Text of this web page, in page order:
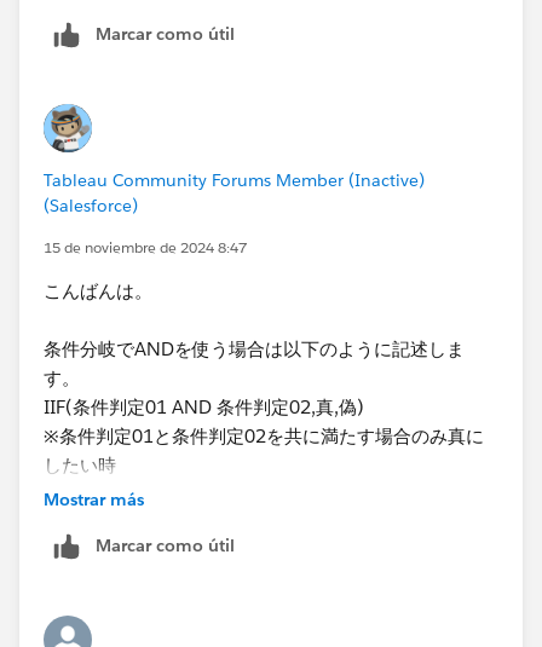
「LOD表現」の感覚がつかめていないため、また伺いた
Marcar como útil
Tableau Community Forums Member (Inactive)
(Salesforce)
15 de noviembre de 2024 8:47
こんばんは。
条件分岐でANDを使う場合は以下のように記述しま
す。
IIF(条件判定01 AND 条件判定02,真,偽)
※条件判定01と条件判定02を共に満たす場合のみ真に
したい時
方になります！
Mostrar más
Marcar como útil